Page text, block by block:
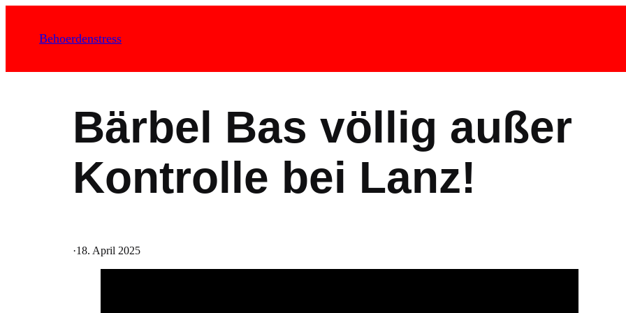
Behoerdenstress
Bärbel Bas völlig außer
Kontrolle bei Lanz!
·18. April 2025